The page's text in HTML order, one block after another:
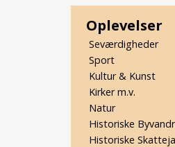
Oplevelser
Seværdigheder
Sport
Kultur & Kunst
Kirker m.v.
Natur
Historiske
Historiske